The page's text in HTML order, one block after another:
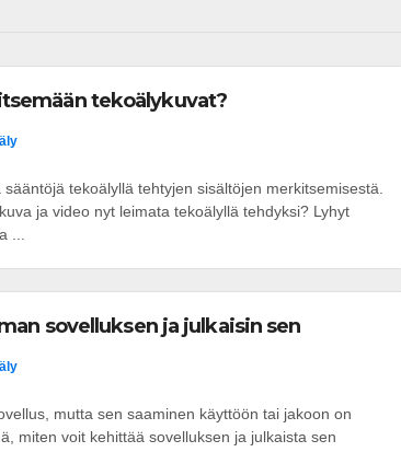
tekoälykuvat?
tekoälyllä tehtyjen sisältöjen merkitsemisestä.
ja video nyt leimata tekoälyllä tehdyksi? Lyhyt
...
sovelluksen ja julkaisin sen
mutta sen saaminen käyttöön tai jakoon on
miten voit kehittää sovelluksen ja julkaista sen